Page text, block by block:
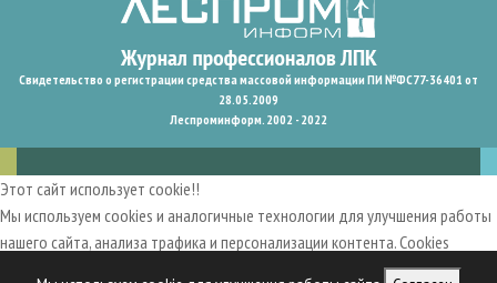
Свидетельство о регистрации средства массовой информации ПИ №ФС77-36401 от
28.05.2009
Леспроминформ. 2002 - 2022
Этот сайт использует cookie!!
Мы используем cookies и аналогичные технологии для улучшения работы
нашего сайта, анализа трафика и персонализации контента. Cookies